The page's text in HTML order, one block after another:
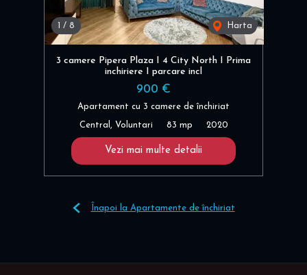
1 / 8 Harta
3 camere Pipera Plaza I 4 City North I Prima
inchiriere I parcare incl
900 €
Apartament cu 3 camere de închiriat
Central, Voluntari 83 mp 2020
Vezi mai multe detalii
Înapoi la Apartamente de închiriat